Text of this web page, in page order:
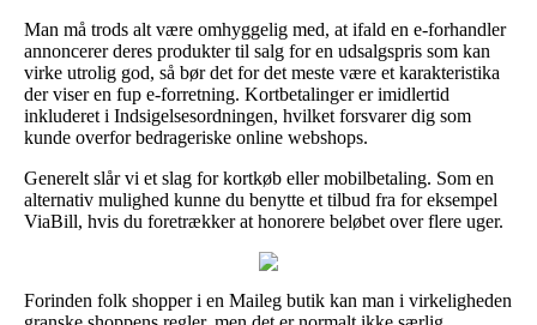
Man må trods alt være omhyggelig med, at ifald en e-forhandler
annoncerer deres produkter til salg for en udsalgspris som kan
virke utrolig god, så bør det for det meste være et karakteristika
der viser en fup e-forretning. Kortbetalinger er imidlertid
inkluderet i Indsigelsesordningen, hvilket forsvarer dig som
kunde overfor bedrageriske online webshops.
Generelt slår vi et slag for kortkøb eller mobilbetaling. Som en
alternativ mulighed kunne du benytte et tilbud fra for eksempel
ViaBill, hvis du foretrækker at honorere beløbet over flere uger.
Forinden folk shopper i en Maileg butik kan man i virkeligheden